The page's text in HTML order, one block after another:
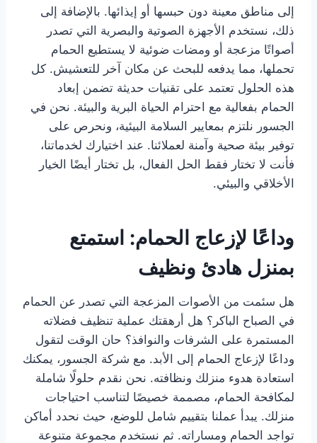
إلى مناطق معينة دون حبسها أو إيذائها. بالإضافة إلى
ذلك، نستخدم الأجهزة الصوتية والبصرية التي تصدر
أصواتًا مزعجة أو ومضات ضوئية لا يستطيع الحمام
تحملها، مما يدفعه للبحث عن مكان آخر للتعشيش. كل
هذه الحلول تعتمد على تقنيات حديثة تضمن إبعاد
الحمام بفعالية مع احترام الحياة البرية والبيئة. نحن في
الجسور نلتزم بمعايير السلامة البيئية، ونحرص على
توفير بيئة صحية وآمنة لعملائنا. عند اختيارك لخدماتنا،
فأنت لا تختار فقط الحل الفعال، بل تختار أيضًا الخيار
الأخلاقي والبيئي.
وداعًا لإزعاج الحمام: استمتع
بمنزل هادئ ونظيف
هل سئمت من الأصوات المزعجة التي تصدر عن الحمام
في الصباح الباكر؟ هل أرهقتك عملية تنظيف فضلاته
المستمرة على الشرفات والنوافذ؟ حان الوقت لتقول
وداعًا لإزعاج الحمام إلى الأبد. مع شركة الجسور، يمكنك
استعادة هدوء منزلك ونظافته. نحن نقدم حلولًا شاملة
لمكافحة الحمام، مصممة خصيصًا لتناسب احتياجات
منزلك. يبدأ عملنا بتقييم شامل للوضع، حيث نحدد أماكن
تواجد الحمام ومساراته. ثم نستخدم مجموعة متنوعة